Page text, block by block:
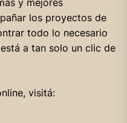
y mejores
los proyectos de
todo lo necesario
a tan solo un clic de
visitá: